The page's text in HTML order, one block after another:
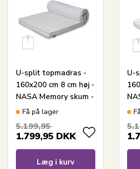
U-split topmadras -
160x200 cm 8 cm høj -
NASA Memory skum -
Borg Living -
topmadras
Få på lager
5.199,95
1.799,95 DKK
Læg i kurv
U-